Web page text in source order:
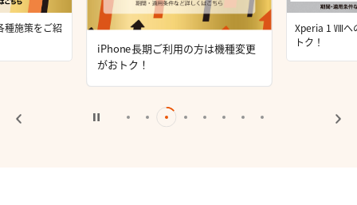
種施策をご紹
iPhone長期ご利用の方は機種変更
がおトク！
Xperia 1 Ⅷへ
トク！